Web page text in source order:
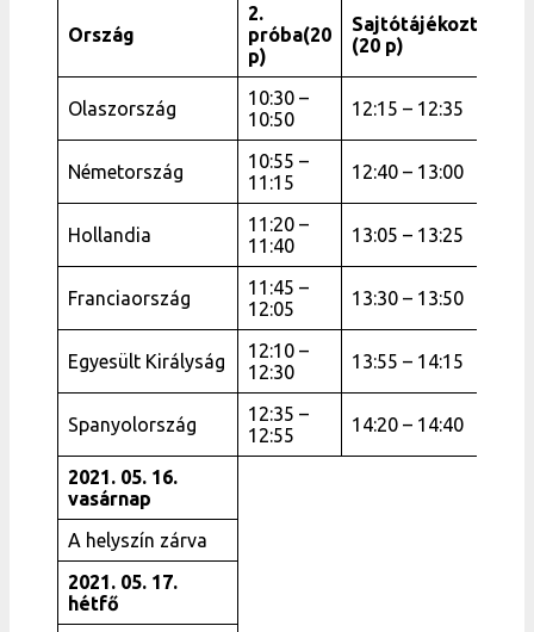
Ország
2.
próba(20
p)
Sajtótájékoztató
(20 p)
Olaszország
10:30 –
10:50
12:15 – 12:35
Németország
10:55 –
11:15
12:40 – 13:00
Hollandia
11:20 –
11:40
13:05 – 13:25
Franciaország
11:45 –
12:05
13:30 – 13:50
Egyesült Királyság
12:10 –
12:30
13:55 – 14:15
Spanyolország
12:35 –
12:55
14:20 – 14:40
2021. 05. 16.
vasárnap
A helyszín zárva
2021. 05. 17.
hétfő